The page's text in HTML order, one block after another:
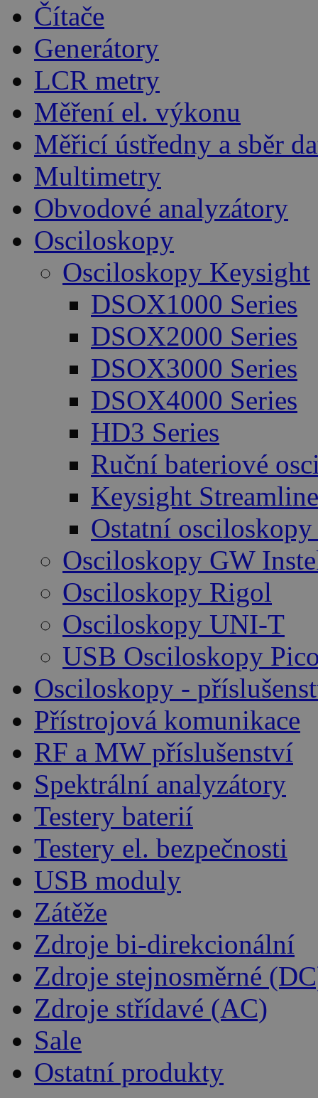
Čítače
Generátory
LCR metry
Měření el. výkonu
Měřicí ústředny a sběr
Multimetry
Obvodové analyzátory
Osciloskopy
Osciloskopy Keysight
DSOX1000 Series
DSOX2000 Series
DSOX3000 Series
DSOX4000 Series
HD3 Series
Ruční bateriové
Keysight
Ostatní
Osciloskopy GW
Osciloskopy Rigol
Osciloskopy UNI-T
USB Osciloskopy
Osciloskopy -
Přístrojová komunikace
RF a MW příslušenství
Spektrální analyzátory
Testery baterií
Testery el. bezpečnosti
USB moduly
Zátěže
Zdroje bi-direkcionální
Zdroje stejnosměrné
Zdroje střídavé (AC)
Sale
Ostatní produkty